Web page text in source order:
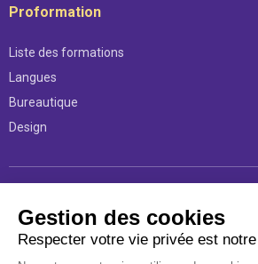
Proformation
Liste des formations
Langues
Bureautique
Design
Mentions légales
Gestion des cookies
Respecter votre vie privée est